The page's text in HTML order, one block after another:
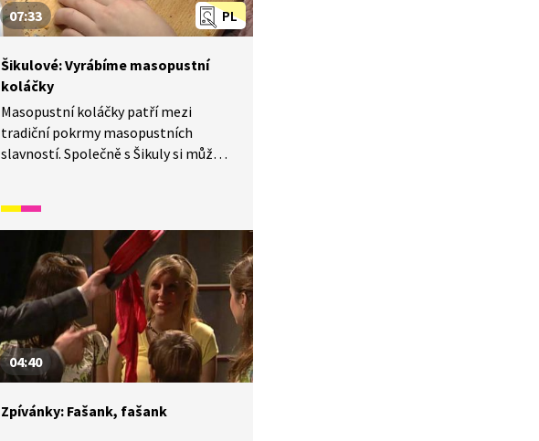
PL
07:33
Šikulové: Vyrábíme masopustní
koláčky
Masopustní koláčky patří mezi
tradiční pokrmy masopustních
slavností. Společně s Šikuly si můžete
a čočkou. Sice se nedají jíst, ale parády
nadělají dost. Budete k tomu
potřebovat: papírové talířky,
šablonu, tužku, disperzní lepidlo,
rýži, čočku, mák, nůžky, hnědý a bílý
papír a štětec.
04:40
Zpívánky: Fašank, fašank